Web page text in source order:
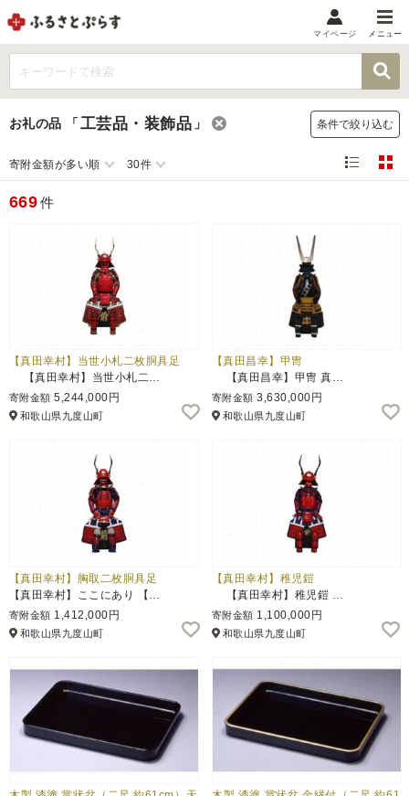
メニュー
マイメニュー
マイページ
メニュー
お礼の品から探す
お礼の品をカテゴリや金額で絞り込み
自治体から探す
特集・おすすめ
控除額シミュレータ
マイページ
お礼の品 「工芸品・装飾品 」 条件で絞り込む
寄附金額が多い順 30件
669件
【真田幸村】当世小札二枚胴具足
【真田幸村】当世小札二…
寄附金額 5,244,000円
和歌山県九度山町
【真田昌幸】甲冑
【真田昌幸】甲冑 真…
寄附金額 3,630,000円
和歌山県九度山町
【真田幸村】胸取二枚胴具足
【真田幸村】ここにあり 【…
寄附金額 1,412,000円
和歌山県九度山町
【真田幸村】稚児鎧
【真田幸村】稚児鎧 …
寄附金額 1,100,000円
和歌山県九度山町